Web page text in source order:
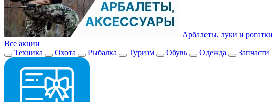
Арбалеты, луки и рогатки
Все акции
Техника
Охота Рыбалка Туризм Обувь Одежда Запчасти